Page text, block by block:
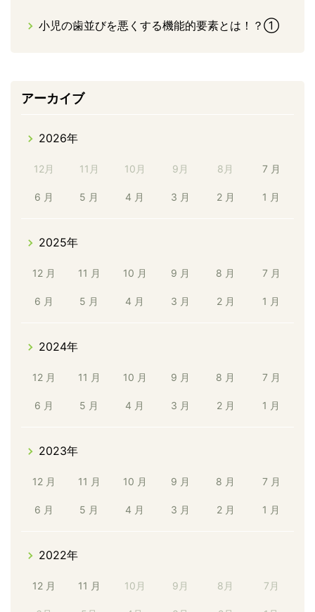
小児の歯並びを悪くする機能的要素とは！？①
アーカイブ
2026年
12月 11月 10月 9月 8月 7 月
6 月 5 月 4 月 3 月 2 月 1 月
2025年
12 月 11 月 10 月 9 月 8 月 7 月
6 月 5 月 4 月 3 月 2 月 1 月
2024年
12 月 11 月 10 月 9 月 8 月 7 月
6 月 5 月 4 月 3 月 2 月 1 月
2023年
12 月 11 月 10 月 9 月 8 月 7 月
6 月 5 月 4 月 3 月 2 月 1 月
2022年
12 月 11 月 10月 9月 8月 7月